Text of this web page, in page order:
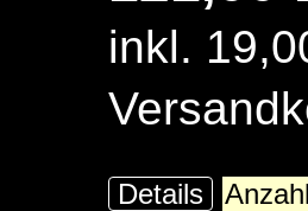
inkl.
Details